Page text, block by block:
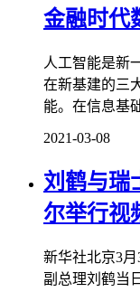
金融时代
人工智能是新
在新基建的三
能。在信息基
2021-03-08
刘鹤与瑞
尔举行视
新华社北京3
副总理刘鹤当